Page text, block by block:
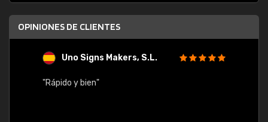
OPINIONES DE CLIENTES
Uno Signs Makers, S.L.
"Rápido y bien"